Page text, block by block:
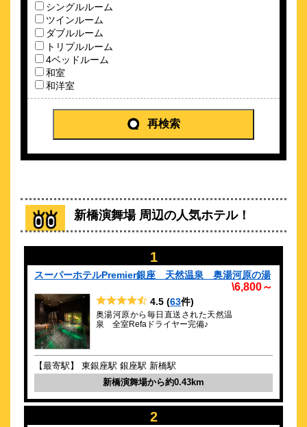
三井ガーデンホテル銀座五丁目
\9,599～
クチコミ
【クチコミ4.4】東銀座駅徒歩1分・歌舞伎座徒歩3分
三井ガーデンホテル銀座築地
アロフト東京銀座（マリオットグルー
プ）
マリオット・インターナショナルが展開するライフスタイルホ
テル
約 0.24 km
銀座中央通りまで徒歩3分の好立地！
0.24
シングルルーム
ツインルーム
ダブルルーム
トリプルルーム
4ベッドルーム
和室
和洋室
再検索
新橋演舞場 周辺の人気ホテル！
1
スーパーホテルPremier銀座 天然温泉 奥湯河原の湯
\6,800～
4.5 (63件)
奥湯河原から毎日直送された天然温
泉 全室Refaドライヤー完備♪
【最寄駅】 東銀座駅 銀座駅 新橋駅
新橋演舞場から約0.43km
2